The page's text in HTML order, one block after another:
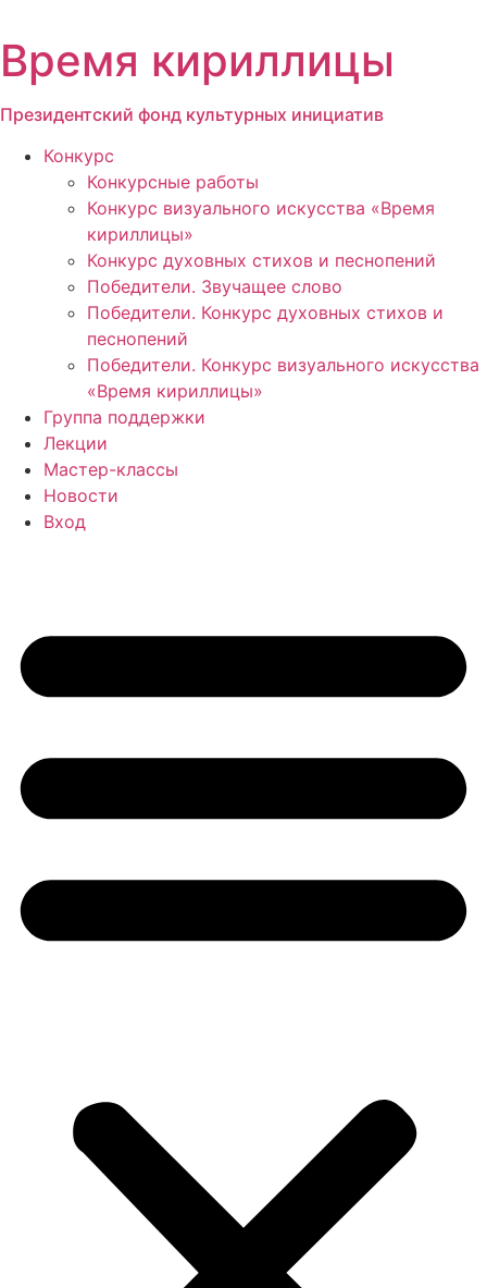
содержимому
Время кириллицы
Президентский фонд культурных инициатив
Конкурс
Конкурсные работы
Конкурс визуального искусства «Время
кириллицы»
Конкурс духовных стихов и песнопений
Победители. Звучащее слово
Победители. Конкурс духовных стихов и
песнопений
Победители. Конкурс визуального искусства
«Время кириллицы»
Группа поддержки
Лекции
Мастер-классы
Новости
Вход